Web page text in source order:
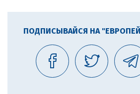
ПОДПИСЫВАЙСЯ НА